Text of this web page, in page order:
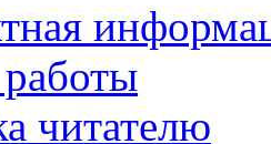
читателю